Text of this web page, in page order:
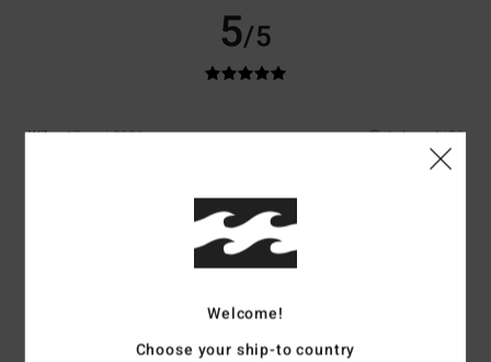
5/5
Wilma17 mai 2026
Achat vérifié
Rapport qualité / prix: 5/5 Taille: Taille parfaite
Je recommande ce produit
5
Welcome!
Choose your ship-to country